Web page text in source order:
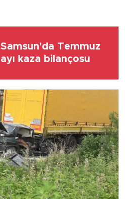
Samsun'da Temmuz
ayı kaza bilançosu